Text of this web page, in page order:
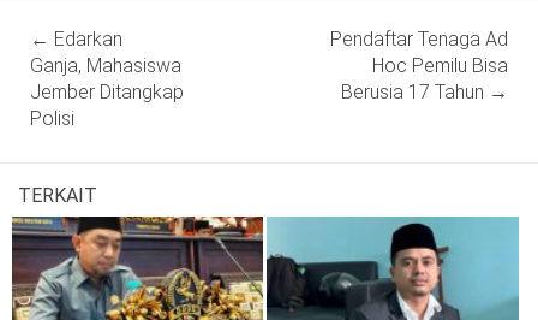
navigation
← Edarkan
Ganja, Mahasiswa
Jember Ditangkap
Polisi
Pendaftar Tenaga Ad
Hoc Pemilu Bisa
Berusia 17 Tahun →
TERKAIT